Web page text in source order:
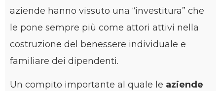
aziende hanno vissuto una “investitura” che
le pone sempre più come attori attivi nella
costruzione del benessere individuale e
familiare dei dipendenti.
Un compito importante al quale le aziende